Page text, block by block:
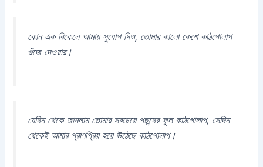
কোন এক বিকেলে আমায় সুযোগ দিও, তোমার কালো কেশে কাঠগোলাপ
গুঁজে দেওয়ার।
যেদিন থেকে জানলাম তোমার সবচেয়ে পছন্দের ফুল কাঠগোলাপ, সেদিন
থেকেই আমার প্রাণপ্রিয় হয়ে উঠেছে কাঠগোলাপ।